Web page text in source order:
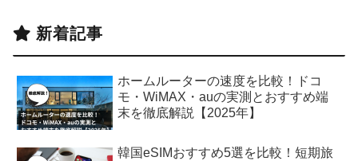
新着記事
ホームルーターの速度を比較！ドコ
モ・WiMAX・auの実測とおすすめ端
末を徹底解説【2025年】
韓国eSIMおすすめ5選を比較！短期旅